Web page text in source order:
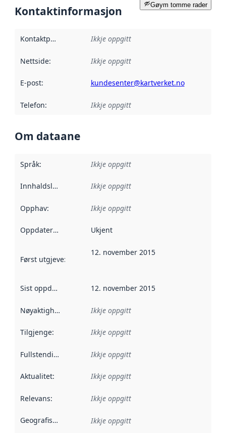
Gøym tomme rader
Kontaktinformasjon
Kontaktpunkt Ikkje oppgitt
Nettside: Ikkje oppgitt
E-post: kundesenter@kartverket.no
Telefon: Ikkje oppgitt
Om dataane
Språk: Ikkje oppgitt
Innhaldsleverandørar :
Ikkje oppgitt
Opphav: Ikkje oppgitt
Oppdateringsfrekvens :
Ukjent
Først utgjeve:
12. november 2015
Sist oppdatert 12. november 2015
Nøyaktigheit Ikkje oppgitt
Tilgjenge: Ikkje oppgitt
Fullstendigheit Ikkje oppgitt
Aktualitet: Ikkje oppgitt
Relevans: Ikkje oppgitt
Geografisk område Ikkje oppgitt